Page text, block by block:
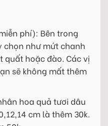
phí): Bên trong
chọn như mứt chanh
quất hoặc đào. Các vị
sẽ không mất thêm
hoa quả tươi dâu
cm là thêm 30k.